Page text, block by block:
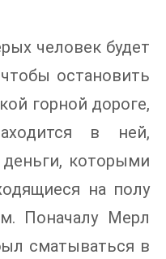
человек будет
остановить
горной дороге,
в ней,
которыми
на полу
Поначалу Мерл
сматываться в